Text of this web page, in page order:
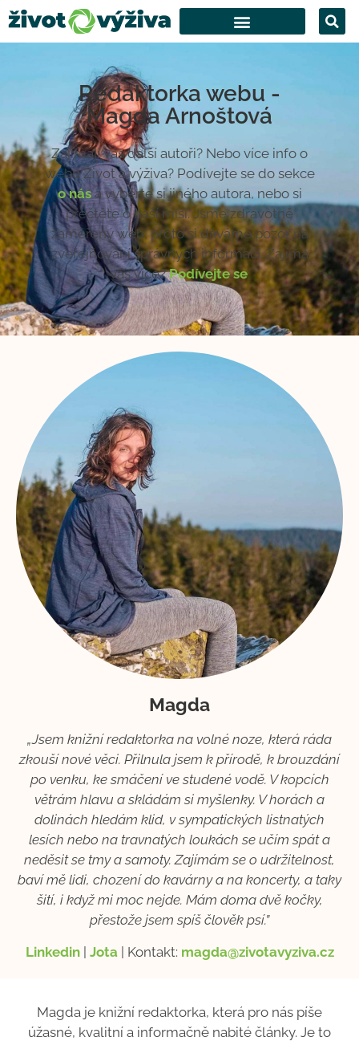
Redaktorka webu -
Magda Arnoštová
Zajímají vás další autoři? Nebo více info o
webu Život a výživa? Podívejte se do sekce
o nása vyberte si jiného autora, nebo si
přečtěte o naší misi. Jsme zdravotně
zaměřený web, proto si dáváme pozor na
zveřejňování správných informací. Zajímá
vás více?Podívejte se.
Magda
„Jsem knižní redaktorka na volné noze, která ráda
zkouší nové věci. Přilnula jsem k přírodě, k brouzdání
po venku, ke smáčení ve studené vodě. V kopcích
větrám hlavu a skládám si myšlenky. V horách a
dolinách hledám klid, v sympatických listnatých
lesích nebo na travnatých loukách se učím spát a
neděsit se tmy a samoty. Zajímám se o udržitelnost,
baví mě lidi, chození do kavárny a na koncerty, a taky
šití, i když mi moc nejde. Mám doma dvě kočky,
přestože jsem spíš člověk psí.”
Linkedin| Jota| Kontakt: magda@zivotavyziva.cz
Magda je knižní redaktorka, která pro nás píše
úžasné, kvalitní a informačně nabité články. Je to